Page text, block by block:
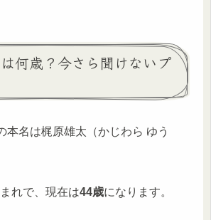
何歳？今さら聞けないプ
本名は梶原雄太（かじわら ゆう
れで、現在は44歳になります。